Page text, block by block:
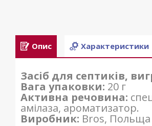
Опис Характеристики
Засіб для септиків,
Вага упаковки: 20 г
Активна речовина:
амілаза, ароматизатор.
Виробник: Bros, Польща